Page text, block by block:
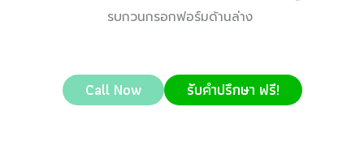
รบกวนกรอกฟอร์มด้านล่าง
Call Now รับคำปรึกษา ฟรี!